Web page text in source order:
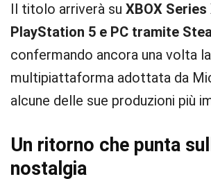
Il titolo arriverà su XBOX Series
PlayStation 5 e PC tramite
confermando ancora una volta
multipiattaforma adottata da
alcune delle sue produzioni più
Un ritorno che punta
nostalgia